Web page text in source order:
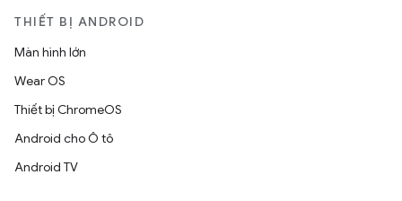
THIẾT BỊ ANDROID
Màn hình lớn
Wear OS
Thiết bị ChromeOS
Android cho Ô tô
Android TV